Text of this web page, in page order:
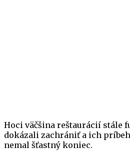
Hoci väčšina reštaurácií stále
dokázali zachrániť a ich
nemal šťastný koniec.